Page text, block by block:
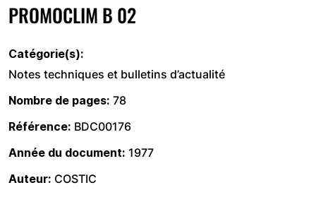
PROMOCLIM B 02
Catégorie(s)
Notes techniques et bulletins d’actualité
Nombre de pages 78
Référence BDC00176
Année du document 1977
Auteur COSTIC